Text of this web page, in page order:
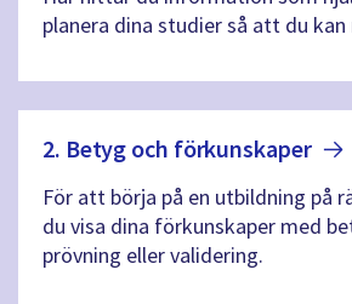
planera dina studier så att du kan
2. Betyg och förkunskaper
För att börja på en utbildning på
du visa dina förkunskaper med
prövning eller validering.